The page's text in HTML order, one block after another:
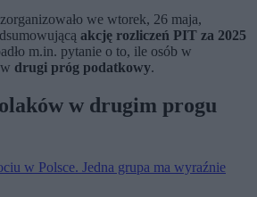
we wtorek, 26 maja,
akcję rozliczeń PIT za 2025
m.in. pytanie o to, ile osób w
drugi próg podatkowy.
w drugim progu
w Polsce. Jedna grupa ma wyraźnie